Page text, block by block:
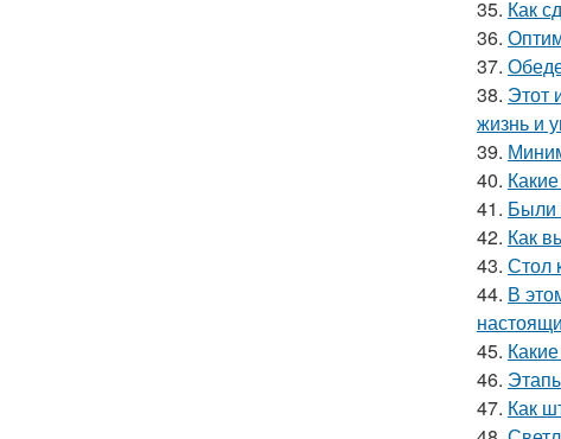
35. Как
36.
37.
38. Этот
жизнь и
39.
40.
41. Были
42. Как
43. Стол
44. В
45.
46.
47. Как